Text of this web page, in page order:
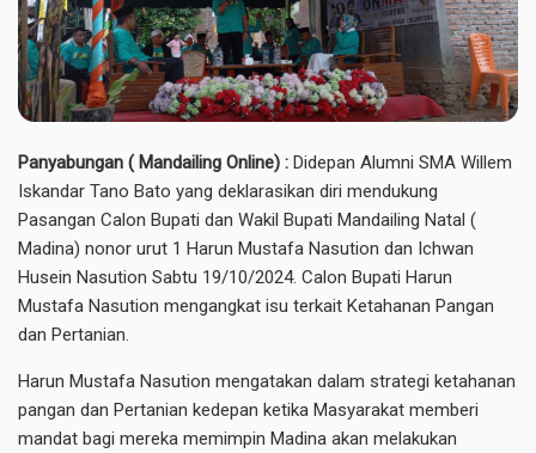
Panyabungan ( Mandailing Online) : Didepan Alumni SMA Willem
Iskandar Tano Bato yang deklarasikan diri mendukung
Pasangan Calon Bupati dan Wakil Bupati Mandailing Natal (
Madina) nonor urut 1 Harun Mustafa Nasution dan Ichwan
Husein Nasution Sabtu 19/10/2024. Calon Bupati Harun
Mustafa Nasution mengangkat isu terkait Ketahanan Pangan
dan Pertanian.
Harun Mustafa Nasution mengatakan dalam strategi ketahanan
pangan dan Pertanian kedepan ketika Masyarakat memberi
mandat bagi mereka memimpin Madina akan melakukan